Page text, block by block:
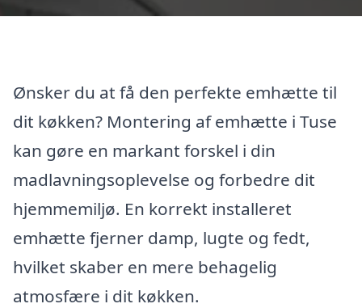
Ønsker du at få den perfekte emhætte til
dit køkken? Montering af emhætte i Tuse
kan gøre en markant forskel i din
madlavningsoplevelse og forbedre dit
hjemmemiljø. En korrekt installeret
emhætte fjerner damp, lugte og fedt,
hvilket skaber en mere behagelig
atmosfære i dit køkken.